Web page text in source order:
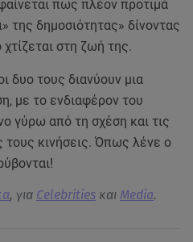
πως πλέον προτιμά
της δημοσιότητας» δίνοντας
στη ζωή της.
δυο τους διανύουν μια
με το ενδιαφέρον του
γύρω από τη σχέση και τις
τους κινήσεις. Όπως λένε ο
, για Celebrities και Media.